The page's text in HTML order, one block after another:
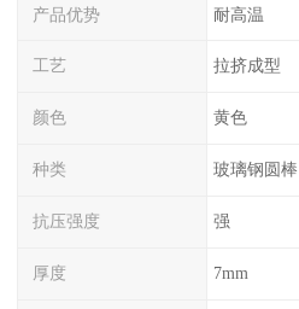
产品优势 耐高温
工艺 拉挤成型
颜色 黄色
种类 玻璃钢圆棒
抗压强度 强
厚度 7mm